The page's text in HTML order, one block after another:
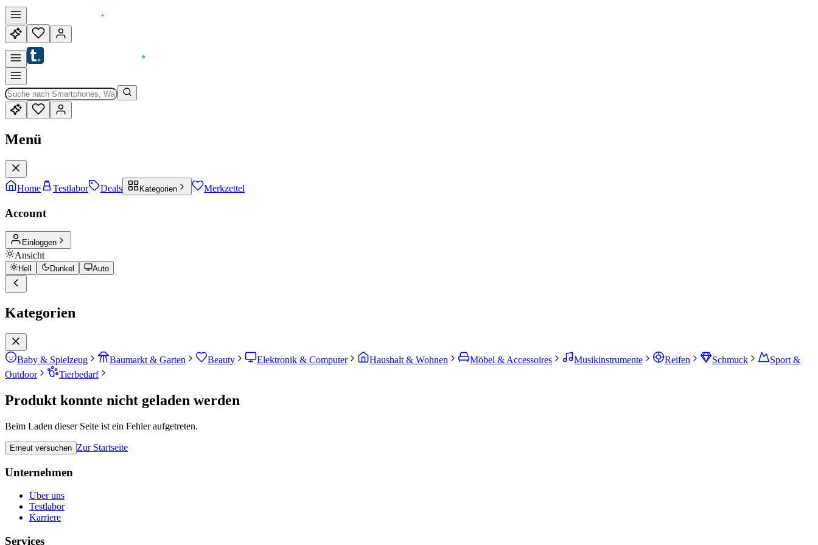
Menü
Home Testlabor Deals Kategorien Merkzettel
Account
Einloggen
Ansicht
Hell Dunkel Auto
Kategorien
Baby & Spielzeug Baumarkt & Garten Beauty Elektronik & Computer Haushalt & Wohnen Möbel & Accessoires Musikinstrumente Reifen Schmuck
Sport &
Outdoor
Tierbedarf
Produkt konnte nicht geladen werden
Beim Laden dieser Seite ist ein Fehler aufgetreten.
Erneut versuchen Zur Startseite
Unternehmen
Über uns
Testlabor
Karriere
Services